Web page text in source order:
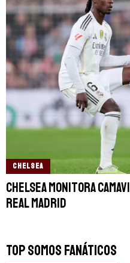
CHELSEA
Chelsea monitora
Real Madrid
TOP SOMOS FANÁTICOS